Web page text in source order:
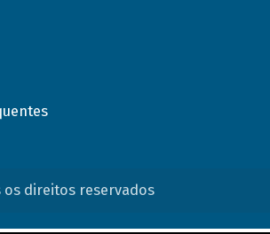
os direitos reservados